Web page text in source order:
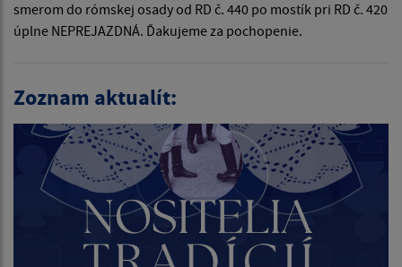
smerom do rómskej osady od RD č. 440 po mostík pri RD č. 420
úplne NEPREJAZDNÁ. Ďakujeme za pochopenie.
Zoznam aktualít: